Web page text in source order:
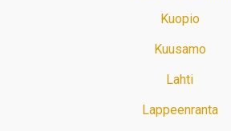
Kuopio
Kuusamo
Lahti
Lappeenranta